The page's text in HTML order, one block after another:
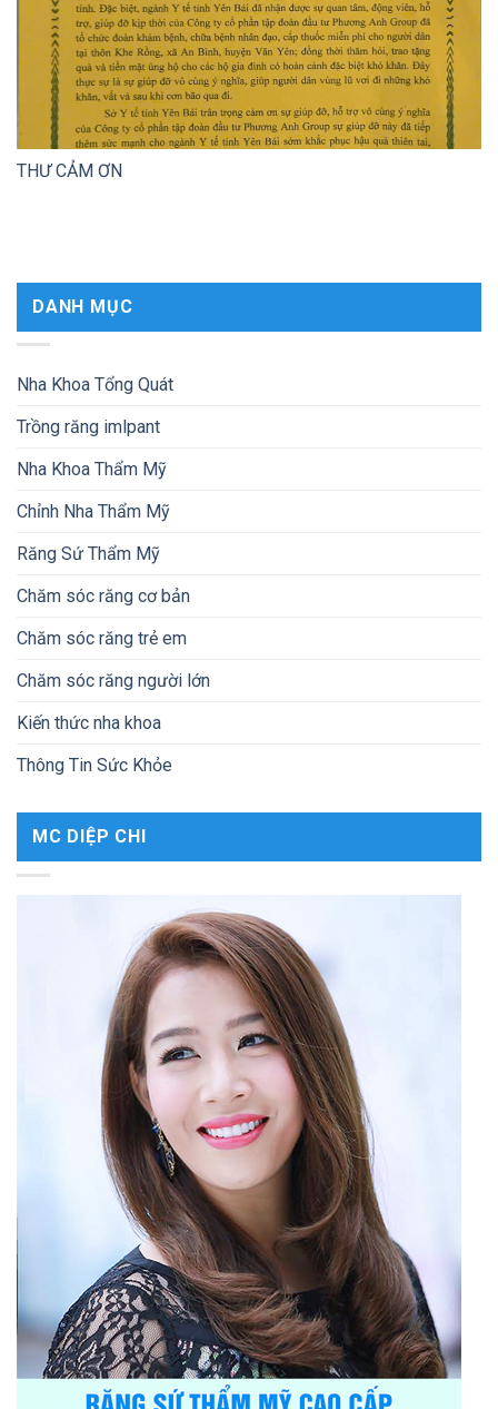
THƯ CẢM ƠN
DANH MỤC
Nha Khoa Tổng Quát
Trồng răng imlpant
Nha Khoa Thẩm Mỹ
Chỉnh Nha Thẩm Mỹ
Răng Sứ Thẩm Mỹ
Chăm sóc răng cơ bản
Chăm sóc răng trẻ em
Chăm sóc răng người lớn
Kiến thức nha khoa
Thông Tin Sức Khỏe
MC DIỆP CHI